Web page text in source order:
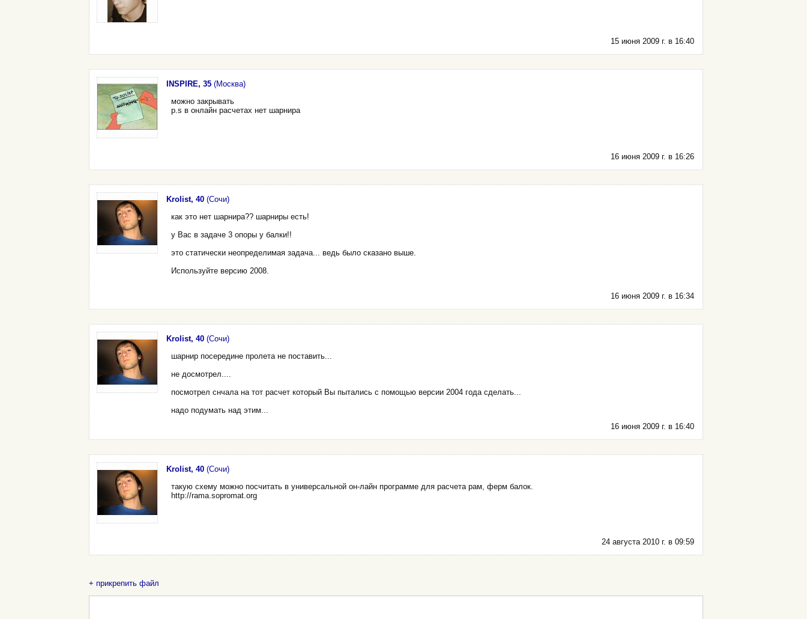
15 июня 2009 г. в 16:40
INSPIRE, 35 (Москва)
можно закрывать
p.s в онлайн расчетах нет шарнира
16 июня 2009 г. в 16:26
Krolist, 40 (Сочи)
как это нет шарнира?? шарниры есть!
у Вас в задаче 3 опоры у балки!!
это статически неопределимая задача... ведь было сказано выше.
Используйте версию 2008.
16 июня 2009 г. в 16:34
Krolist, 40 (Сочи)
шарнир посередине пролета не поставить...
не досмотрел....
посмотрел снчала на тот расчет который Вы пытались с помощью версии 2004 года сделать...
надо подумать над этим...
16 июня 2009 г. в 16:40
Krolist, 40 (Сочи)
такую схему можно посчитать в универсальной он-лайн программе для расчета рам, ферм балок.
http://rama.sopromat.org
24 августа 2010 г. в 09:59
+ прикрепить файл